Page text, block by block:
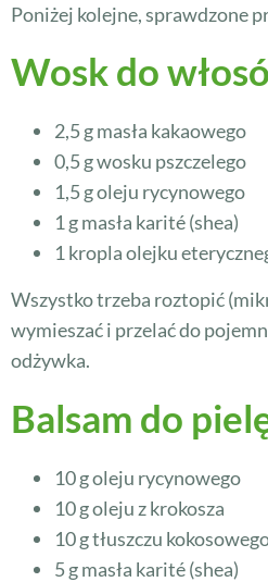
Poniżej kolejne, sprawdzone
Wosk do
2,5 g masła kakaowego
0,5 g wosku pszczelego
1,5 g oleju rycynowego
1 g masła karité (shea)
1 kropla olejku
Wszystko trzeba roztopić
wymieszać i przelać do
odżywka.
Balsam do
10 g oleju rycynowego
10 g oleju z krokosza
10 g tłuszczu
5 g masła karité (shea)